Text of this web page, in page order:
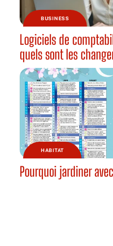
BUSINESS
Logiciels de
quels sont les
HABITAT
Pourquoi jardiner